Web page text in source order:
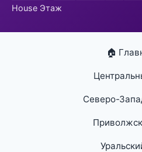
House Этаж
🏠
Северо-